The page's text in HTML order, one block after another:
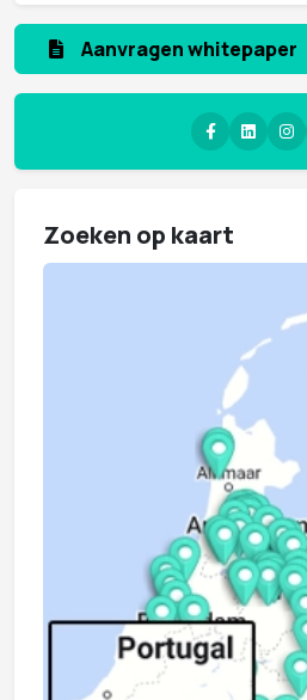
Aanmelden nieuwsbrief
Zoeken op kaart